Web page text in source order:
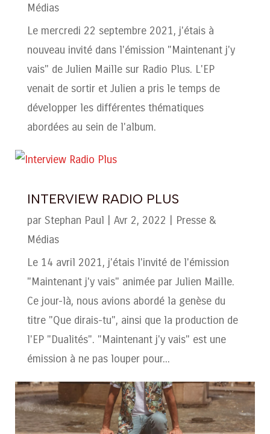
Médias
Le mercredi 22 septembre 2021, j'étais à
nouveau invité dans l'émission "Maintenant j'y
vais" de Julien Maille sur Radio Plus. L'EP
venait de sortir et Julien a pris le temps de
développer les différentes thématiques
abordées au sein de l'album.
INTERVIEW RADIO PLUS
par Stephan Paul Avr 2, 2022
Presse &
Médias
Le 14 avril 2021, j'étais l'invité de l'émission
"Maintenant j'y vais" animée par Julien Maille.
Ce jour-là, nous avions abordé la genèse du
titre "Que dirais-tu", ainsi que la production de
l'EP "Dualités". "Maintenant j'y vais" est une
émission à ne pas louper pour...